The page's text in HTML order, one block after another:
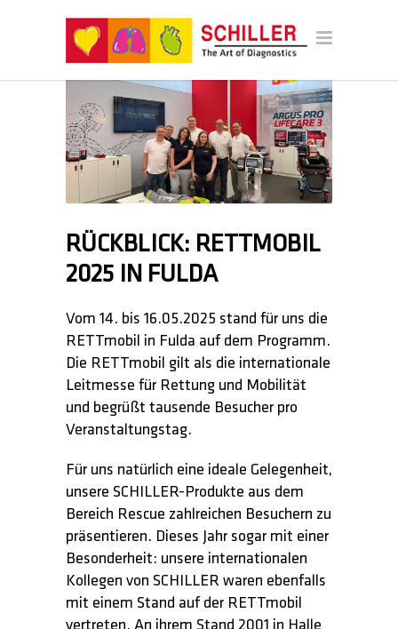
RÜCKBLICK: RETTMOBIL
2025 IN FULDA
Vom 14. bis 16.05.2025 stand für uns die
RETTmobil in Fulda auf dem Programm.
Die RETTmobil gilt als die internationale
Leitmesse für Rettung und Mobilität
und begrüßt tausende Besucher pro
Veranstaltungstag.
Für uns natürlich eine ideale Gelegenheit,
unsere SCHILLER-Produkte aus dem
Bereich Rescue zahlreichen Besuchern zu
präsentieren. Dieses Jahr sogar mit einer
Besonderheit: unsere internationalen
Kollegen von SCHILLER waren ebenfalls
mit einem Stand auf der RETTmobil